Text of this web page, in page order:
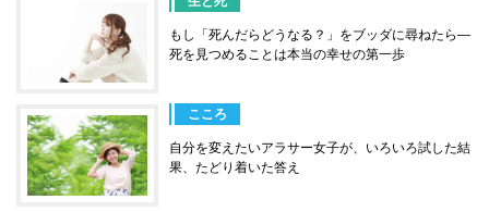
もし「死んだらどうなる？」をブッダに尋ねたら―
死を見つめることは本当の幸せの第一歩
こころ
自分を変えたいアラサー女子が、いろいろ試した結
果、たどり着いた答え